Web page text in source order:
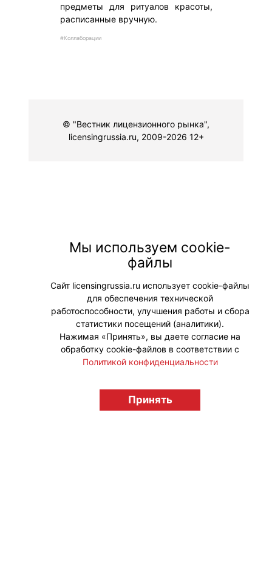
предметы для ритуалов красоты,
расписанные вручную.
#Коллаборации
© "Вестник лицензионного рынка",
licensingrussia.ru, 2009-2026 12+
Мы используем cookie-
файлы
Сайт licensingrussia.ru использует cookie-файлы
для обеспечения технической
работоспособности, улучшения работы и сбора
статистики посещений (аналитики).
Нажимая «Принять», вы даете согласие на
обработку cookie-файлов в соответствии с
Политикой конфиденциальности
Принять